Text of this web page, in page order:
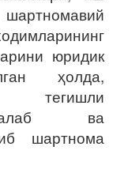
юридик
ҳолда,
тегишли
талаб ва
шартнома